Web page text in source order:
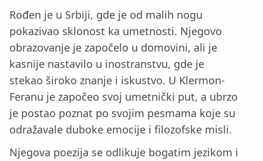
Rođen je u Srbiji, gde je od malih nogu
pokazivao sklonost ka umetnosti. Njegovo
obrazovanje je započelo u domovini, ali je
kasnije nastavilo u inostranstvu, gde je
stekao široko znanje i iskustvo. U Klermon-
Feranu je započeo svoj umetnički put, a ubrzo
je postao poznat po svojim pesmama koje su
odražavale duboke emocije i filozofske misli.
Njegova poezija se odlikuje bogatim jezikom i